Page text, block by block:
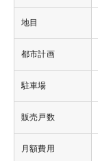
地目
都市計画
駐車場
販売戸数
月額費用